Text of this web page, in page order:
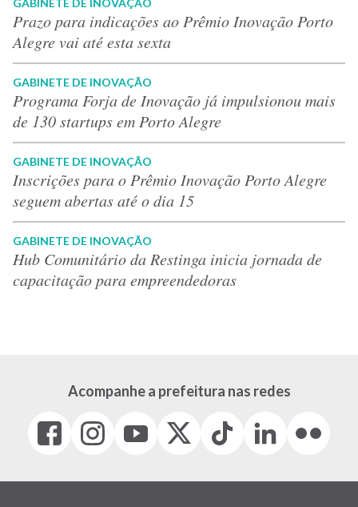
Prazo para indicações ao Prêmio Inovação Porto
Alegre vai até esta sexta
GABINETE DE INOVAÇÃO
Programa Forja de Inovação já impulsionou mais
de 130 startups em Porto Alegre
GABINETE DE INOVAÇÃO
Inscrições para o Prêmio Inovação Porto Alegre
seguem abertas até o dia 15
GABINETE DE INOVAÇÃO
Hub Comunitário da Restinga inicia jornada de
capacitação para empreendedoras
Acompanhe a prefeitura nas redes
Facebook
(link
em
Instagram
(link
em
(link
em
(Antigo
(link
Tiktok
(link
em
LinkedIn
(link
em
(link
em